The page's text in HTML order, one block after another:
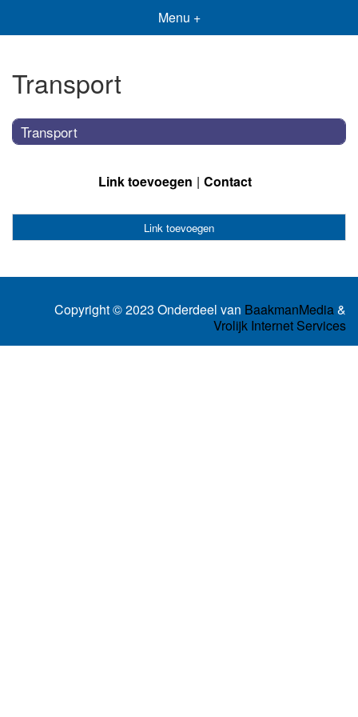
Menu +
Transport
Transport
Link toevoegen Contact
Link toevoegen
Copyright © 2023 Onderdeel van BaakmanMedia&
Vrolijk Internet Services